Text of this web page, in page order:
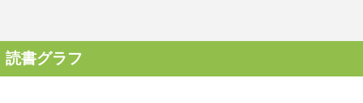
読書グラフ